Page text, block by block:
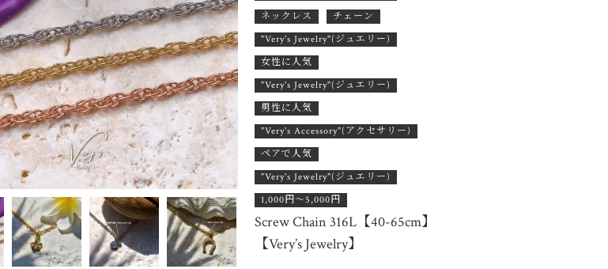
ネックレス
チェーン
"Very's Jewelry"(ジュエリー)
女性に人気
"Very's Jewelry"(ジュエリー)
男性に人気
"Very's Accessory"(アクセサリー)
ペアで人気
"Very's Jewelry"(ジュエリー)
1,000円〜5,000円
Screw Chain 316L【40-65cm】
【Very’s Jewelry】